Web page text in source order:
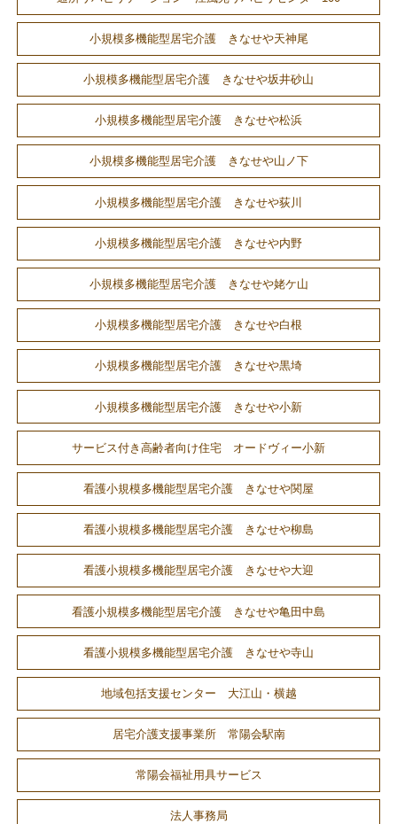
小規模多機能型居宅介護 きなせや天神尾
小規模多機能型居宅介護 きなせや坂井砂山
小規模多機能型居宅介護 きなせや松浜
小規模多機能型居宅介護 きなせや山ノ下
小規模多機能型居宅介護 きなせや荻川
小規模多機能型居宅介護 きなせや内野
小規模多機能型居宅介護 きなせや姥ケ山
小規模多機能型居宅介護 きなせや白根
小規模多機能型居宅介護 きなせや黒埼
小規模多機能型居宅介護 きなせや小新
サービス付き高齢者向け住宅 オードヴィー小新
看護小規模多機能型居宅介護 きなせや関屋
看護小規模多機能型居宅介護 きなせや柳島
看護小規模多機能型居宅介護 きなせや大迎
看護小規模多機能型居宅介護 きなせや亀田中島
看護小規模多機能型居宅介護 きなせや寺山
地域包括支援センター 大江山・横越
居宅介護支援事業所 常陽会駅南
常陽会福祉用具サービス
法人事務局